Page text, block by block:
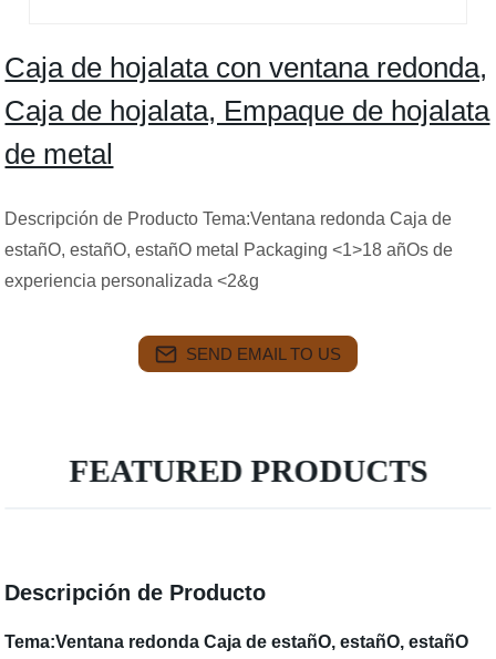
Caja de hojalata con ventana redonda,
Caja de hojalata, Empaque de hojalata
de metal
Descripción de Producto Tema:Ventana redonda Caja de
estañO, estañO, estañO metal Packaging <1>18 añOs de
experiencia personalizada <2&g
SEND EMAIL TO US
FEATURED PRODUCTS
Descripción de Producto
Tema:Ventana redonda Caja de estañO, estañO, estañO